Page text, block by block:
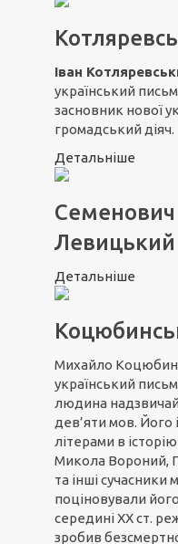
Іван
український
засновник нової
громадський діяч.
Детальніше
Левицький
Детальніше
Михайло
український
людина
дев’яти мов. Його
літерами в
Микола Вороний,
та інші сучасники
поціновували
середині ХХ ст.
зробив